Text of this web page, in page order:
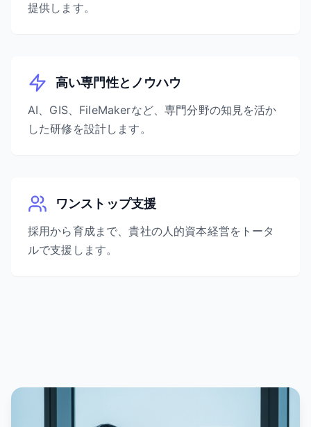
提供します。
高い専門性とノウハウ
AI、GIS、FileMakerなど、専門分野の知見を活か
した研修を設計します。
ワンストップ支援
採用から育成まで、貴社の人的資本経営をトータ
ルで支援します。